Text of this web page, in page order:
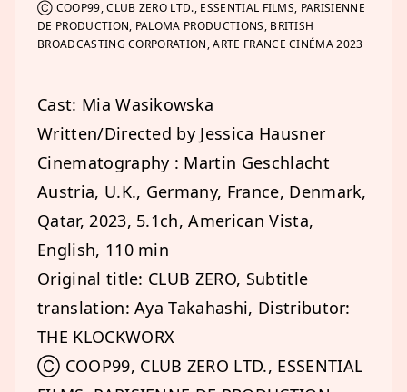
Ⓒ COOP99, CLUB ZERO LTD., ESSENTIAL FILMS, PARISIENNE
DE PRODUCTION, PALOMA PRODUCTIONS, BRITISH
BROADCASTING CORPORATION, ARTE FRANCE CINÉMA 2023
Cast: Mia Wasikowska
Written/Directed by Jessica Hausner
Cinematography : Martin Geschlacht
Austria, U.K., Germany, France, Denmark,
Qatar, 2023, 5.1ch, American Vista,
English, 110 min
Original title: CLUB ZERO, Subtitle
translation: Aya Takahashi, Distributor:
THE KLOCKWORX
Ⓒ COOP99, CLUB ZERO LTD., ESSENTIAL